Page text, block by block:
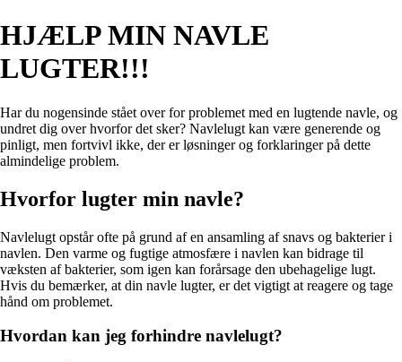
HJÆLP MIN NAVLE
LUGTER!!!
Har du nogensinde stået over for problemet med en lugtende navle, og
undret dig over hvorfor det sker? Navlelugt kan være generende og
pinligt, men fortvivl ikke, der er løsninger og forklaringer på dette
almindelige problem.
Hvorfor lugter min navle?
Navlelugt opstår ofte på grund af en ansamling af snavs og bakterier i
navlen. Den varme og fugtige atmosfære i navlen kan bidrage til
væksten af bakterier, som igen kan forårsage den ubehagelige lugt.
Hvis du bemærker, at din navle lugter, er det vigtigt at reagere og tage
hånd om problemet.
Hvordan kan jeg forhindre navlelugt?